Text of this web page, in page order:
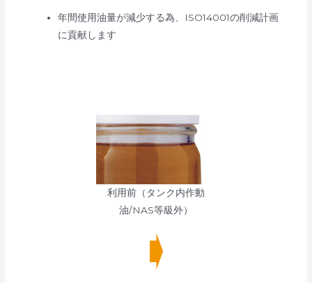
年間使用油量が減少する為、ISO14001の削減計画
に貢献します
利用前（タンク内作動
油/NAS等級外）